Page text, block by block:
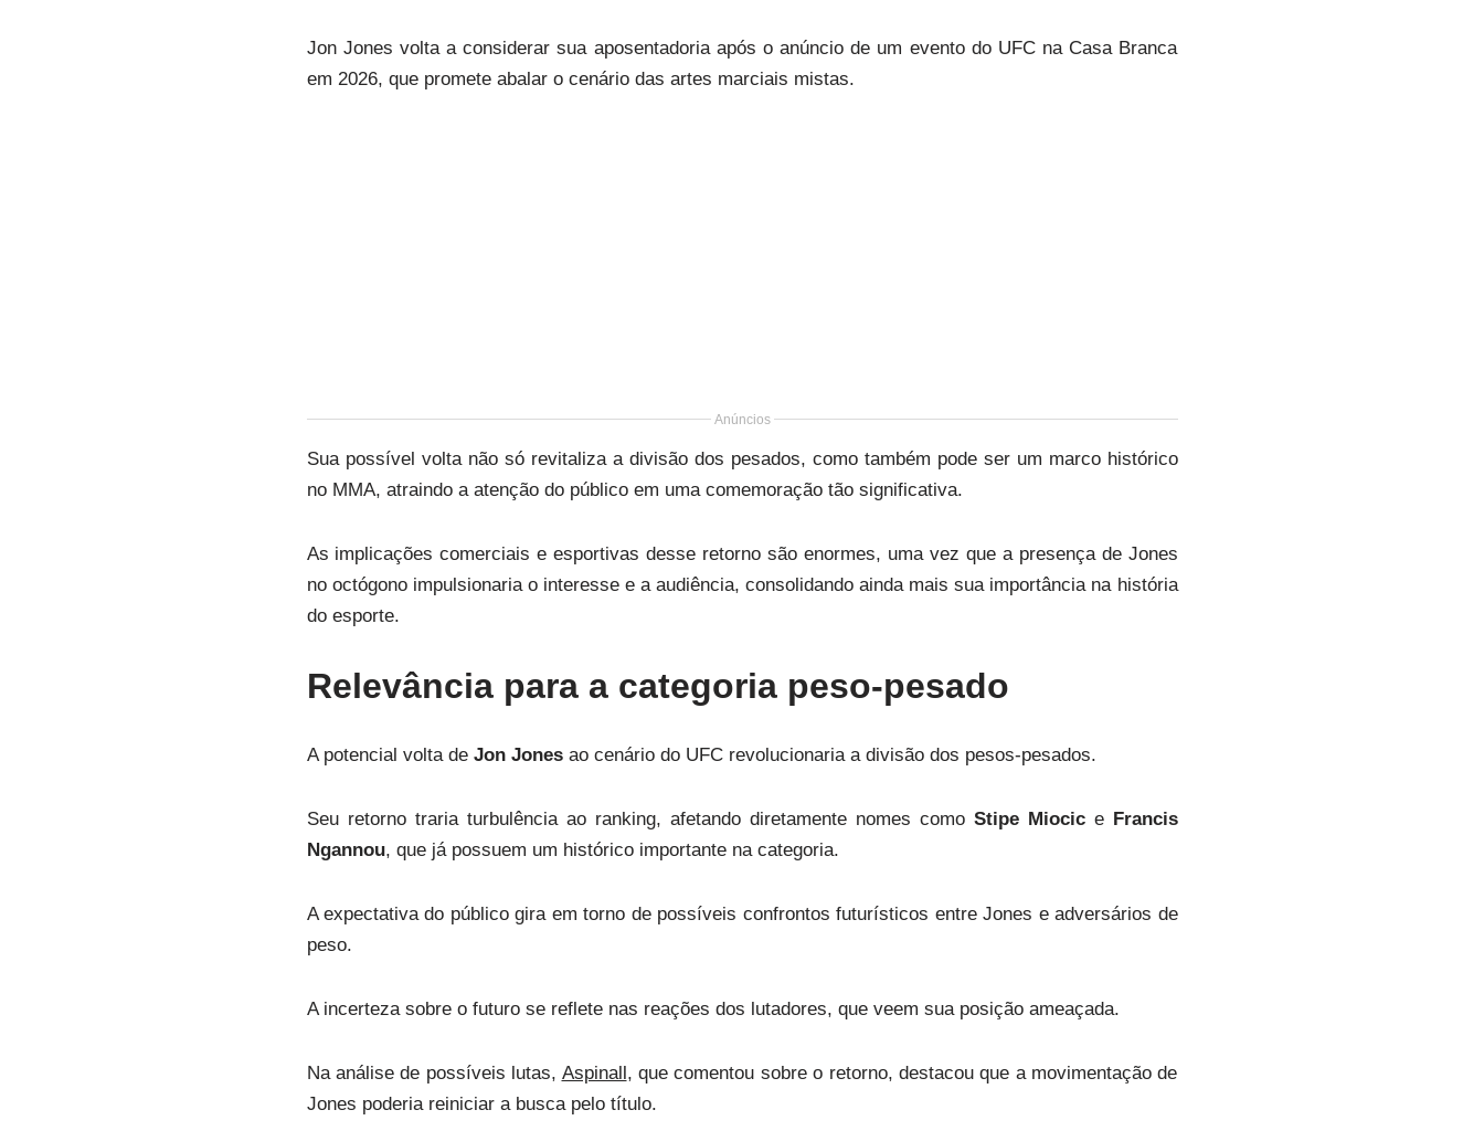
Jon Jones volta a considerar sua aposentadoria após o anúncio de um evento do UFC na Casa Branca
em 2026, que promete abalar o cenário das artes marciais mistas.
Anúncios
Sua possível volta não só revitaliza a divisão dos pesados, como também pode ser um marco histórico
no MMA, atraindo a atenção do público em uma comemoração tão significativa.
As implicações comerciais e esportivas desse retorno são enormes, uma vez que a presença de Jones
no octógono impulsionaria o interesse e a audiência, consolidando ainda mais sua importância na história
do esporte.
Relevância para a categoria peso-pesado
A potencial volta de Jon Jonesao cenário do UFC revolucionaria a divisão dos pesos-pesados.
Seu retorno traria turbulência ao ranking, afetando diretamente nomes como Stipe Miocice Francis
Ngannou, que já possuem um histórico importante na categoria.
A expectativa do público gira em torno de possíveis confrontos futurísticos entre Jones e adversários de
peso.
A incerteza sobre o futuro se reflete nas reações dos lutadores, que veem sua posição ameaçada.
Na análise de possíveis lutas, Aspinall, que comentou sobre o retorno, destacou que a movimentação de
Jones poderia reiniciar a busca pelo título.